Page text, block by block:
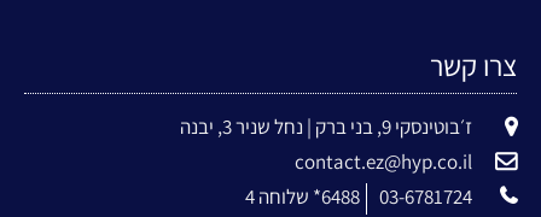
צרו קשר
ז׳בוטינסקי 9, בני ברק | נחל שניר 3, יבנה
contact.ez@hyp.co.il
03-6781724
6488* שלוחה 4